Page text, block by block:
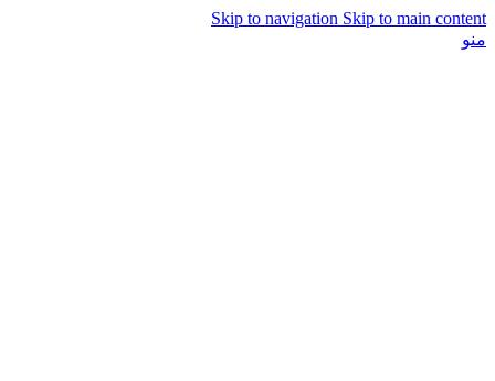
Skip to navigation Skip to main content
منو